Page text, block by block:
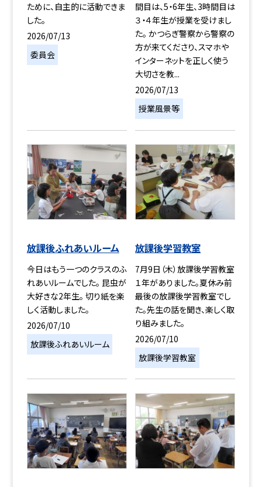
ために、自主的に活動できま
した。
2026/07/13
委員会
間目は、5・6年生、3時間目は
３・４年生が授業を受けまし
た。 かつらぎ警察から警察の
方が来てくださり、スマホや
インターネットを正しく使う
大切さを教...
2026/07/13
授業風景等
放課後ふれあいルーム
今日はもう一つのクラスのふ
れあいルームでした。 昆虫が
大好きな2年生。 切り紙を楽
しく活動しました。
2026/07/10
放課後ふれあいルーム
放課後学習教室
7月9日（木）放課後学習教室
１年がありました。夏休み前
最後の放課後学習教室でし
た。先生の話を聞き、楽しく取
り組みました。
2026/07/10
放課後学習教室